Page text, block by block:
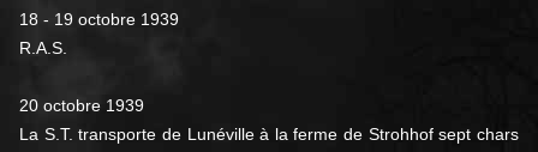
18 - 19 octobre 1939
R.A.S.
20 octobre 1939
La S.T. transporte de Lunéville à la ferme de Strohhof sept chars